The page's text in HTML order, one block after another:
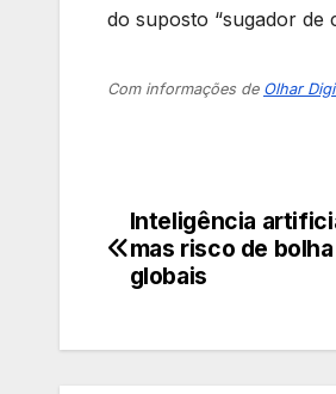
do suposto “sugador de
Com informações de Olhar
Navegação
de
Inteligência
mas risco de
globais